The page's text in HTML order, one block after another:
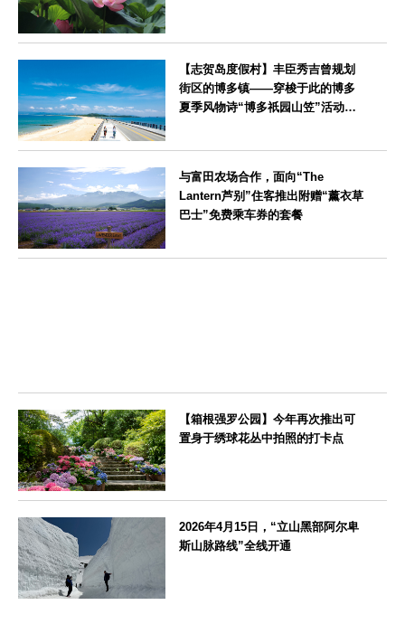
【志贺岛度假村】丰臣秀吉曾规划
街区的博多镇——穿梭于此的博多
夏季风物诗“博多祇园山笠”活动期
与富田农场合作，面向“The
Lantern芦别”住客推出附赠“薰衣草
巴士”免费乘车券的套餐
【箱根强罗公园】今年再次推出可
置身于绣球花丛中拍照的打卡点
2026年4月15日，“立山黑部阿尔卑
斯山脉路线”全线开通